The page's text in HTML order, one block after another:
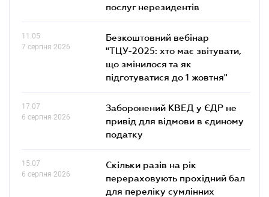
послуг нерезидентів
11.05
7 серпня 2026
Безкоштовний вебінар
"ТЦУ-2025: хто має звітувати,
що змінилося та як
підготуватися до 1 жовтня"
17.07
6 серпня 2026
Заборонений КВЕД у ЄДР не
привід для відмови в єдиному
податку
15.07
6 серпня 2026
Скільки разів на рік
перераховують прохідний бал
для переліку сумлінних